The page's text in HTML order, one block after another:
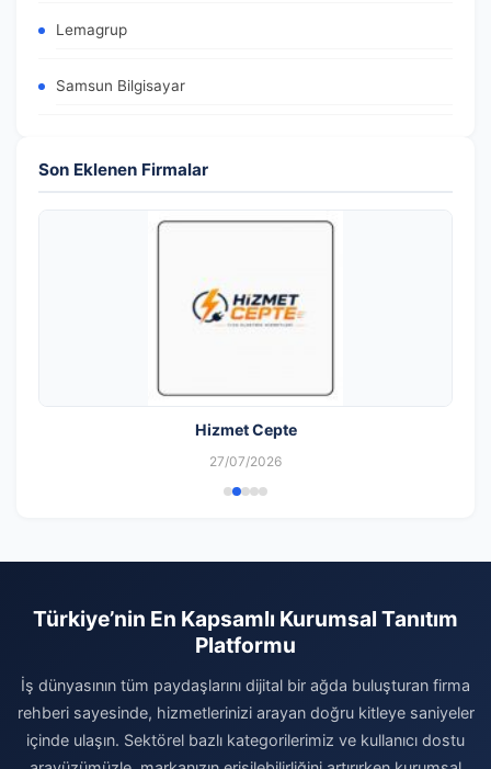
Lemagrup
Samsun Bilgisayar
Son Eklenen Firmalar
Hizmet Cepte
27/07/2026
Türkiye’nin En Kapsamlı Kurumsal Tanıtım
Platformu
İş dünyasının tüm paydaşlarını dijital bir ağda buluşturan firma
rehberi sayesinde, hizmetlerinizi arayan doğru kitleye saniyeler
içinde ulaşın. Sektörel bazlı kategorilerimiz ve kullanıcı dostu